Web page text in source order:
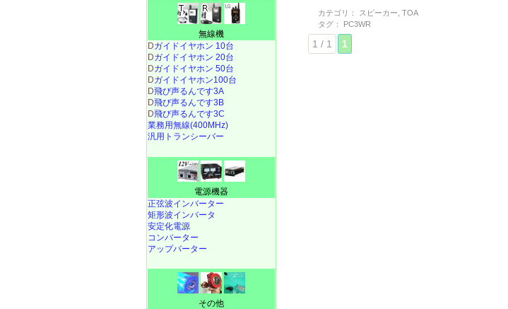
カテゴリ： スピーカー ,TOA
タグ：
PC3WR
1 / 1 1
無線機
Dガイドイヤホン 10台
Dガイドイヤホン 20台
Dガイドイヤホン 50台
Dガイドイヤホン100台
D飛び声るんです3A
D飛び声るんです3B
D飛び声るんです3C
業務用無線(400MHz)
汎用トランシーバー
電源機器
正弦波インバーター
矩形波インバータ
安定化電源
コンバーター
アップバーター
その他